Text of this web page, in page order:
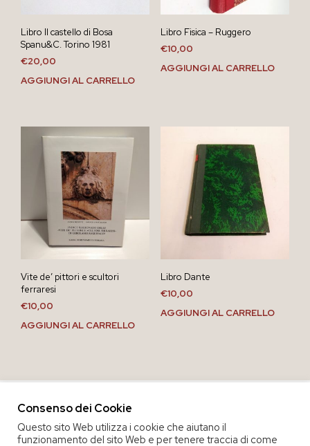
Libro Il castello di Bosa
Spanu&C. Torino 1981
€20,00
AGGIUNGI AL CARRELLO
Libro Fisica – Ruggero
€10,00
AGGIUNGI AL CARRELLO
Vite de’ pittori e scultori
ferraresi
€10,00
AGGIUNGI AL CARRELLO
Libro Dante
€10,00
AGGIUNGI AL CARRELLO
Consenso dei Cookie
Questo sito Web utilizza i cookie che aiutano il
funzionamento del sito Web e per tenere traccia di come